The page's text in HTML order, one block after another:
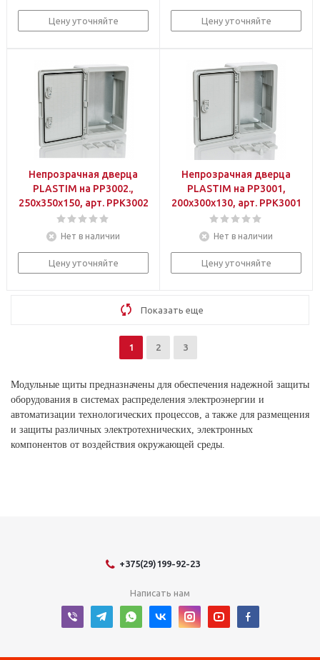
Цену уточняйте Цену уточняйте
Непрозрачная дверца
PLASTIM на PP3002.,
250х350х150, арт. PPK3002
Нет в наличии
Цену уточняйте
Непрозрачная дверца
PLASTIM на PP3001,
200х300х130, арт. PPK3001
Нет в наличии
Цену уточняйте
Показать еще
1 2 3
Модульные щиты предназначены для обеспечения надежной защиты
оборудования в системах распределения электроэнергии и
автоматизации технологических процессов, а также для размещения
и защиты различных электротехнических, электронных
компонентов от воздействия окружающей среды.
+375(29)199-92-23
Написать нам